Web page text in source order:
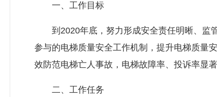
一、工作目标
到2020年底，努力形成安全责任明晰、监
参与的电梯质量安全工作机制，提升电梯质量
效防范电梯亡人事故，电梯故障率、投诉率显
二、工作任务